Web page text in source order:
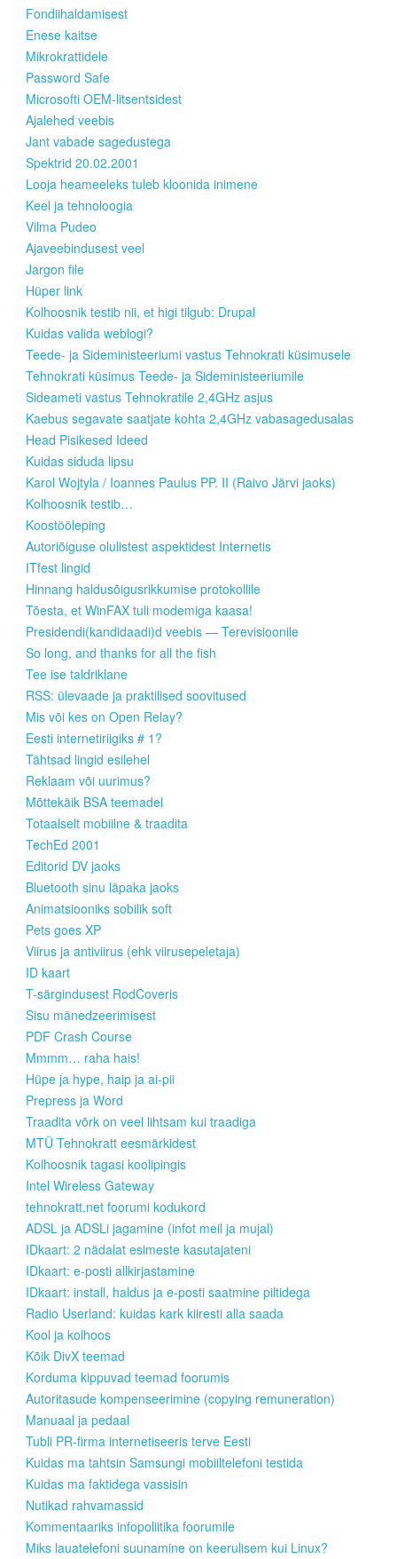
Fondiihaldamisest
Enese kaitse
Mikrokrattidele
Password Safe
Microsofti OEM-litsentsidest
Ajalehed veebis
Jant vabade sagedustega
Spektrid 20.02.2001
Looja heameeleks tuleb kloonida inimene
Keel ja tehnoloogia
Vilma Pudeo
Ajaveebindusest veel
Jargon file
Hüper link
Kolhoosnik testib nii, et higi tilgub: Drupal
Kuidas valida weblogi?
Teede- ja Sideministeeriumi vastus Tehnokrati küsimusele
Tehnokrati küsimus Teede- ja Sideministeeriumile
Sideameti vastus Tehnokratile 2,4GHz asjus
Kaebus segavate saatjate kohta 2,4GHz vabasagedusalas
Head Pisikesed Ideed
Kuidas siduda lipsu
Karol Wojtyla / Ioannes Paulus PP. II (Raivo Järvi jaoks)
Kolhoosnik testib…
Koostööleping
Autoriõiguse olulistest aspektidest Internetis
ITfest lingid
Hinnang haldusõigusrikkumise protokollile
Tõesta, et WinFAX tuli modemiga kaasa!
Presidendi(kandidaadi)d veebis — Terevisioonile
So long, and thanks for all the fish
Tee ise taldriklane
RSS: ülevaade ja praktilised soovitused
Mis või kes on Open Relay?
Eesti internetiriigiks # 1?
Tähtsad lingid esilehel
Reklaam või uurimus?
Mõttekäik BSA teemadel
Totaalselt mobiilne & traadita
TechEd 2001
Editorid DV jaoks
Bluetooth sinu läpaka jaoks
Animatsiooniks sobilik soft
Pets goes XP
Viirus ja antiviirus (ehk viirusepeletaja)
ID kaart
T-särgindusest RodCoveris
Sisu mänedzeerimisest
PDF Crash Course
Mmmm… raha hais!
Hüpe ja hype, haip ja ai-pii
Prepress ja Word
Traadita võrk on veel lihtsam kui traadiga
MTÜ Tehnokratt eesmärkidest
Kolhoosnik tagasi koolipingis
Intel Wireless Gateway
tehnokratt.net foorumi kodukord
ADSL ja ADSLi jagamine (infot meil ja mujal)
IDkaart: 2 nädalat esimeste kasutajateni
IDkaart: e-posti allkirjastamine
IDkaart: install, haldus ja e-posti saatmine piltidega
Radio Userland: kuidas kark kiiresti alla saada
Kool ja kolhoos
Kõik DivX teemad
Korduma kippuvad teemad foorumis
Autoritasude kompenseerimine (copying remuneration)
Manuaal ja pedaal
Tubli PR-firma internetiseeris terve Eesti
Kuidas ma tahtsin Samsungi mobiiltelefoni testida
Kuidas ma faktidega vassisin
Nutikad rahvamassid
Kommentaariks infopoliitika foorumile
Miks lauatelefoni suunamine on keerulisem kui Linux?